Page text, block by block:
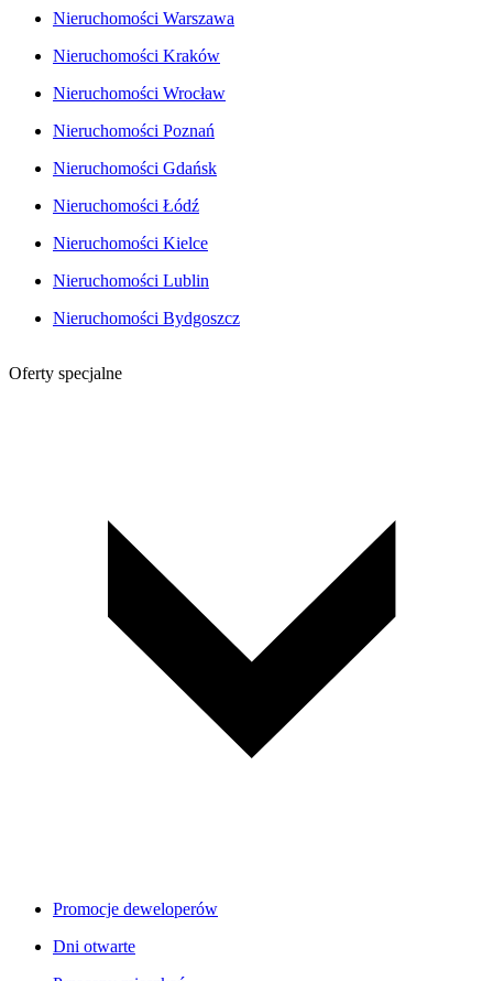
Nieruchomości Warszawa
Nieruchomości Kraków
Nieruchomości Wrocław
Nieruchomości Poznań
Nieruchomości Gdańsk
Nieruchomości Łódź
Nieruchomości Kielce
Nieruchomości Lublin
Nieruchomości Bydgoszcz
Oferty specjalne
Promocje deweloperów
Dni otwarte